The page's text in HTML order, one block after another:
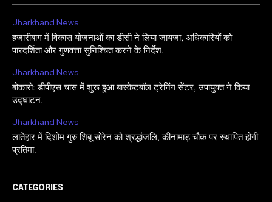
Jharkhand News
हजारीबाग में विकास योजनाओं का डीसी ने लिया जायजा, अधिकारियों को
पारदर्शिता और गुणवत्ता सुनिश्चित करने के निर्देश.
Jharkhand News
बोकारो: डीपीएस चास में शुरू हुआ बास्केटबॉल ट्रेनिंग सेंटर, उपायुक्त ने किया
उद्घाटन.
Jharkhand News
लातेहार में दिशोम गुरु शिबू सोरेन को श्रद्धांजलि, कीनामाड़ चौक पर स्थापित होगी
प्रतिमा.
CATEGORIES